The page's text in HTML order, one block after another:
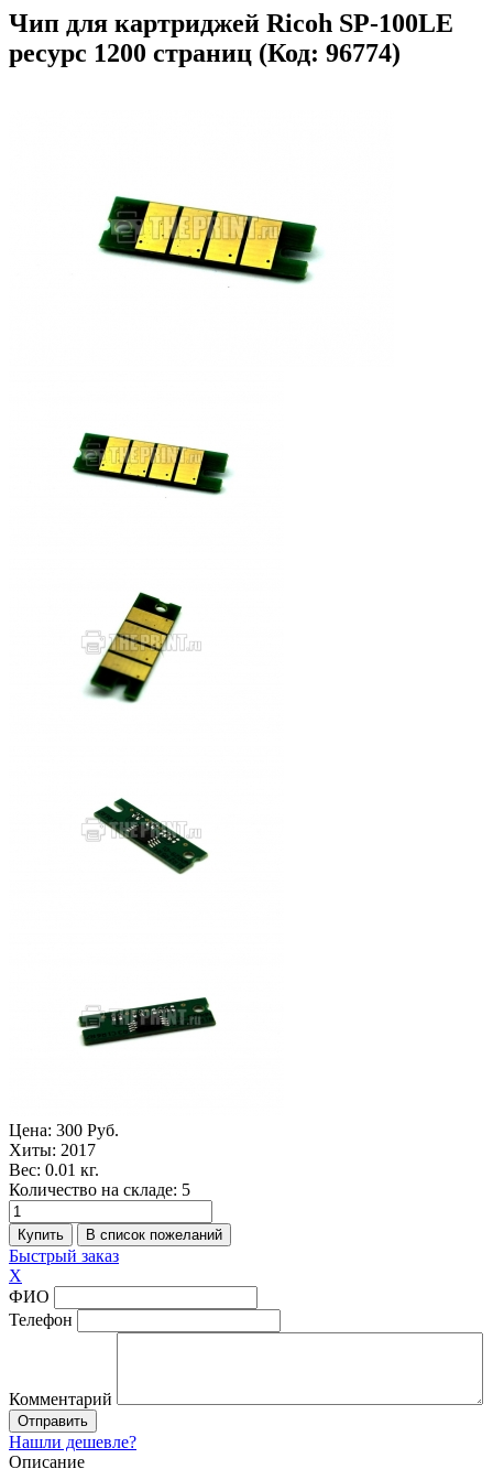
Чип для картриджей Ricoh SP-100LE
ресурс 1200 страниц (Код: 96774)
Цена: 300 Руб.
Хиты: 2017
Вес: 0.01 кг.
Количество на складе: 5
Быстрый заказ
X
ФИО
Телефон
Комментарий
Нашли дешевле?
Описание